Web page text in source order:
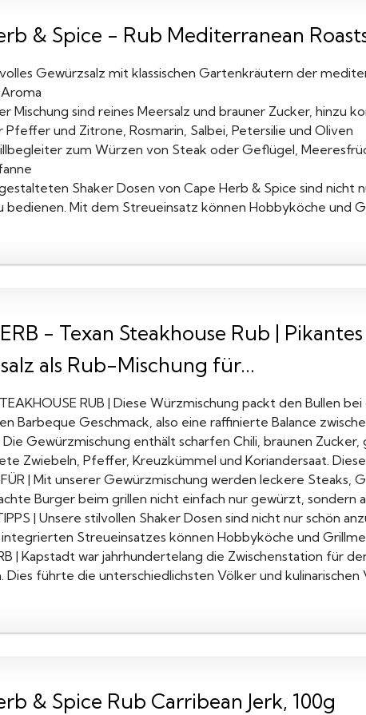
& Spice - Rub Mediterranean
Gewürzsalz mit klassischen Gartenkräutern der
Mischung sind reines Meersalz und brauner Zucker, hinzu
Pfeffer und Zitrone, Rosmarin, Salbei, Petersilie und Oliven
zum Würzen von Steak oder Geflügel,
Shaker Dosen von Cape Herb & Spice sind nicht
bedienen. Mit dem Streueinsatz können Hobbyköche und
- Texan Steakhouse Rub |
als Rub-Mischung für...
RUB | Diese Würzmischung packt den Bullen
Barbeque Geschmack, also eine raffinierte Balance
Die Gewürzmischung enthält scharfen Chili, braunen
Zwiebeln, Pfeffer, Kreuzkümmel und Koriandersaat.
FÜR | Mit unserer Gewürzmischung werden leckere Steaks,
Burger beim grillen nicht einfach nur gewürzt, sondern
| Unsere stilvollen Shaker Dosen sind nicht nur schön
Streueinsatzes können Hobbyköche und
| Kapstadt war jahrhundertelang die Zwischenstation für
Dies führte die unterschiedlichsten Völker und kulinarischen
& Spice Rub Carribean Jerk, 100g